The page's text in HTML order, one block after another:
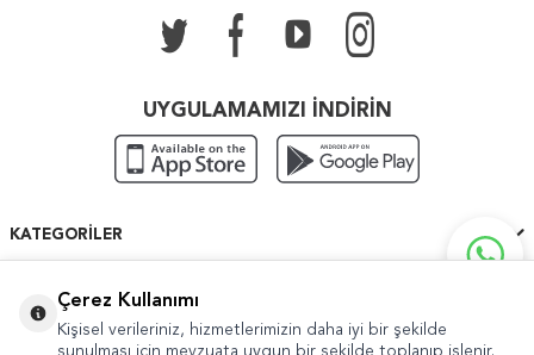
UYGULAMAMIZI İNDİRİN
KATEGORILER
HIZLI ERIŞIM
Çerez Kullanımı
Kişisel verileriniz, hizmetlerimizin daha iyi bir şekilde
sunulması için mevzuata uygun bir şekilde toplanıp işlenir.